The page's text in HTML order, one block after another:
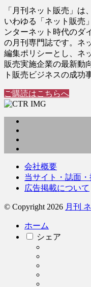
「月刊ネット販売」は
いわゆる「ネット販売
ンターネット時代のダ
の月刊専門誌です。ネ
編集ポリシーとし、ネ
販売実施企業の最新動
ト販売ビジネスの成功
ご購読はこちらへ
会社概要
当サイト・誌面
広告掲載について
© Copyright 2026 月刊
ホーム
シェア